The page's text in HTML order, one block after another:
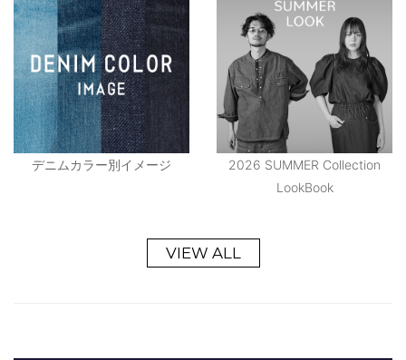
デニムカラー別イメージ
2026 SUMMER Collection
LookBook
VIEW ALL